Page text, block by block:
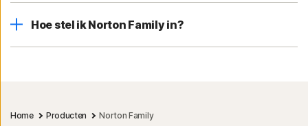
Hoe stel ik Norton Family in?
Home Producten Norton Family